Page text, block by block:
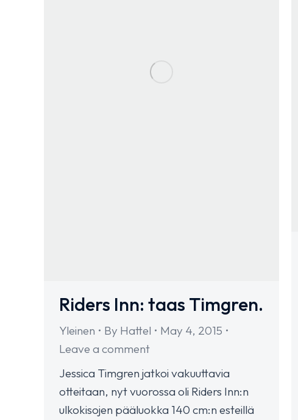
Riders Inn: taas Timgren.
Yleinen By Hattel
May 4, 2015
Leave a comment
Jessica Timgren jatkoi vakuuttavia
otteitaan, nyt vuorossa oli Riders Inn:n
ulkokisojen pääluokka 140 cm:n esteillä